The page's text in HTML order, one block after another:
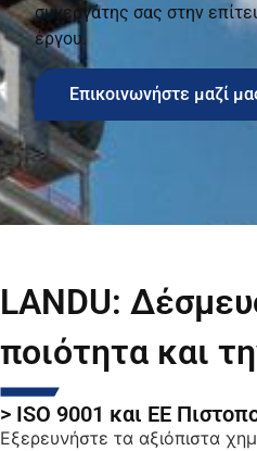
συνεργάτης σας στην
έργου.
Επικοινωνήστε μαζί
LANDU:
ποιότητα και
> ISO 9001 και ΕΕ
Εξερευνήστε τα αξιόπιστα